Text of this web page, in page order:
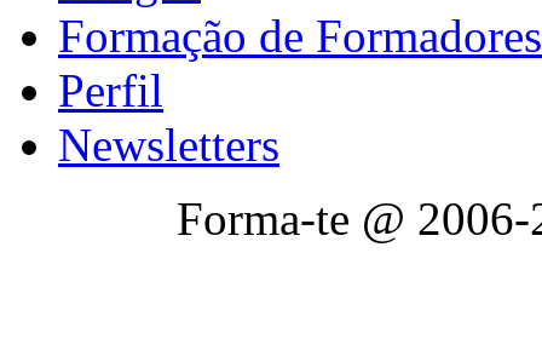
Formação de Formadores
Perfil
Newsletters
Forma-te @